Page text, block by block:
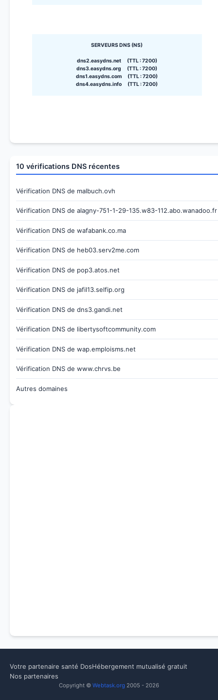
SERVEURS DNS (NS)
dns2.easydns.net (TTL : 7200)
dns3.easydns.org (TTL : 7200)
dns1.easydns.com (TTL : 7200)
dns4.easydns.info (TTL : 7200)
10 vérifications DNS récentes
Vérification DNS de malbuch.ovh
Vérification DNS de alagny-751-1-29-135.w83-112.abo.wanadoo.fr
Vérification DNS de wafabank.co.ma
Vérification DNS de heb03.serv2me.com
Vérification DNS de pop3.atos.net
Vérification DNS de jafil13.selfip.org
Vérification DNS de dns3.gandi.net
Vérification DNS de libertysoftcommunity.com
Vérification DNS de wap.emploisms.net
Vérification DNS de www.chrvs.be
Autres domaines
Votre partenaire santé DosHébergement mutualisé gratuit
Nos partenaires
Copyright © Webtask.org 2005 - 2026